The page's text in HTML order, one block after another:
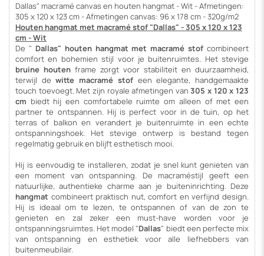
Dallas" macramé canvas en houten hangmat - Wit - Afmetingen:
305 x 120 x 123 cm - Afmetingen canvas: 96 x 178 cm - 320g/m2
Houten hangmat met macramé stof "Dallas" - 305 x 120 x 123
cm - Wit
De " Dallas" houten hangmat met macramé stof combineert
comfort en bohemien stijl voor je buitenruimtes. Het stevige
bruine houten frame zorgt voor stabiliteit en duurzaamheid,
terwijl dewitte macramé stofeen elegante, handgemaakte
touch toevoegt. Met zijn royale afmetingen van305 x 120 x 123
cm biedt hij een comfortabele ruimte om alleen of met een
partner te ontspannen. Hij is perfect voor in de tuin, op het
terras of balkon en verandert je buitenruimte in een echte
ontspanningshoek. Het stevige ontwerp is bestand tegen
regelmatig gebruik en blijft esthetisch mooi.
Hij is eenvoudig te installeren, zodat je snel kunt genieten van
een moment van ontspanning. De macraméstijl geeft een
natuurlijke, authentieke charme aan je buiteninrichting. Deze
hangmat combineert praktisch nut, comfort en verfijnd design.
Hij is ideaal om te lezen, te ontspannen of van de zon te
genieten en zal zeker een must-have worden voor je
ontspanningsruimtes. Het model "Dallas" biedt een perfecte mix
van ontspanning en esthetiek voor alle liefhebbers van
buitenmeubilair.